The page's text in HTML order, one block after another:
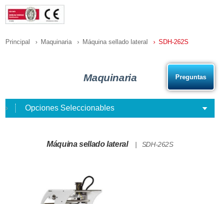
Principal Maquinaria Máquina sellado lateral SDH-262S
Maquinaria
Opciones Seleccionables
Máquina sellado lateral SDH-262S
Preguntas